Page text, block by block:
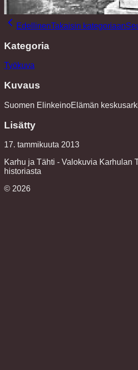
EdellinenTakaisin kategoriaan
Kategoria
Työkuva
Kuvaus
Suomen ElinkeinoElämän
Lisätty
17. tammikuuta 2013
Karhu ja Tähti - Valokuvia Karhulan
historiasta
© 2026